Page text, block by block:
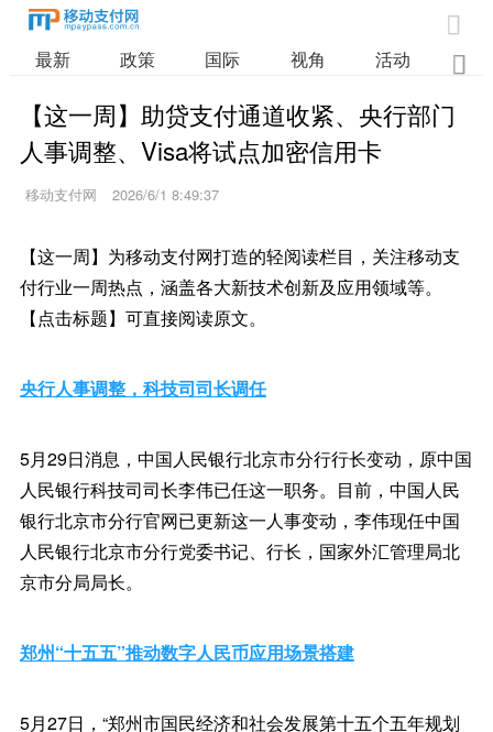

最新 政策 国际 视角 活动 业

【这一周】助贷支付通道收紧、央行部门
人事调整、Visa将试点加密信用卡
移动支付网 2026/6/1 8:49:37
【这一周】为移动支付网打造的轻阅读栏目，关注移动支
付行业一周热点，涵盖各大新技术创新及应用领域等。
【点击标题】可直接阅读原文。
央行人事调整，科技司司长调任
5月29日消息，中国人民银行北京市分行行长变动，原中国
人民银行科技司司长李伟已任这一职务。目前，中国人民
银行北京市分行官网已更新这一人事变动，李伟现任中国
人民银行北京市分行党委书记、行长，国家外汇管理局北
京市分局局长。
郑州“十五五”推动数字人民币应用场景搭建
5月27日，“郑州市国民经济和社会发展第十五个五年规划